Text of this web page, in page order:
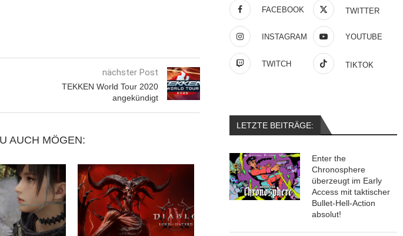
nächster Post
TEKKEN World Tour 2020
angekündigt
AUCH MÖGEN:
FACEBOOK TWITTER
INSTAGRAM YOUTUBE
TWITCH TIKTOK
LETZTE BEITRÄGE:
Enter the
Chronosphere
überzeugt im Early
Access mit taktischer
Bullet-Hell-Action
absolut!